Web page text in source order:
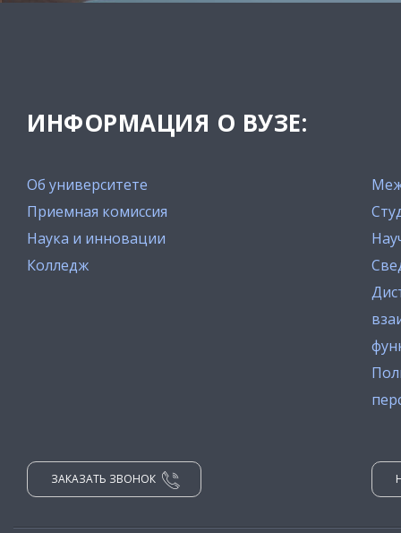
ИНФОРМАЦИЯ О ВУЗЕ:
Об университете
Приемная комиссия
Наука и инновации
Колледж
ЗАКАЗАТЬ ЗВОНОК